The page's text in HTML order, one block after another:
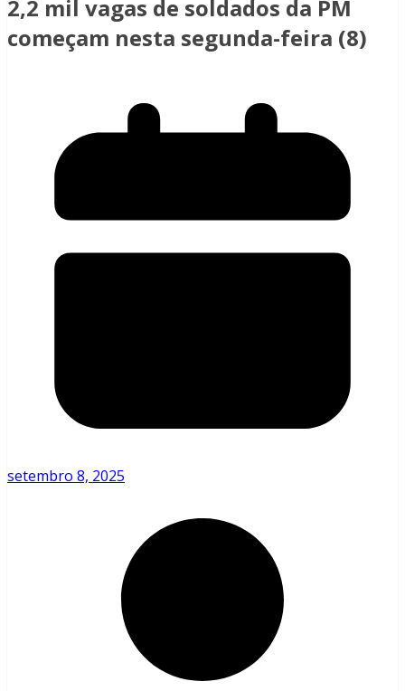
2,2 mil vagas de soldados da PM
começam nesta segunda-feira (8)
setembro 8, 2025